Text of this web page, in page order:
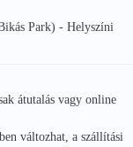
Park) - Helyszíni
átutalás vagy online
változhat, a szállítási